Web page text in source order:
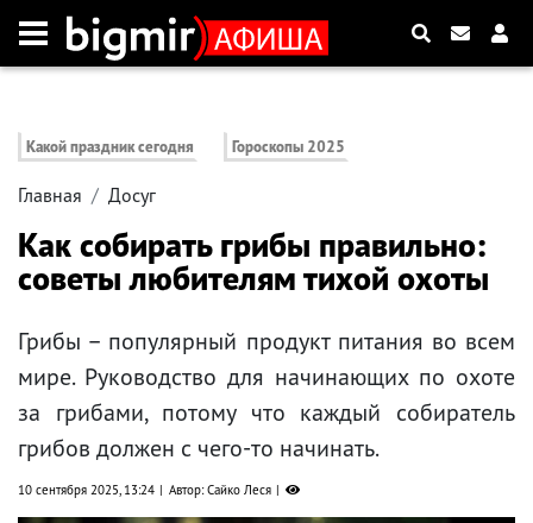
Какой праздник сегодня Гороскопы 2025
Главная Досуг
Как собирать грибы правильно:
советы любителям тихой охоты
Грибы – популярный продукт питания во всем
мире. Руководство для начинающих по охоте
за грибами, потому что каждый собиратель
грибов должен с чего-то начинать.
10 сентября 2025, 13:24 Автор: Сайко Леся